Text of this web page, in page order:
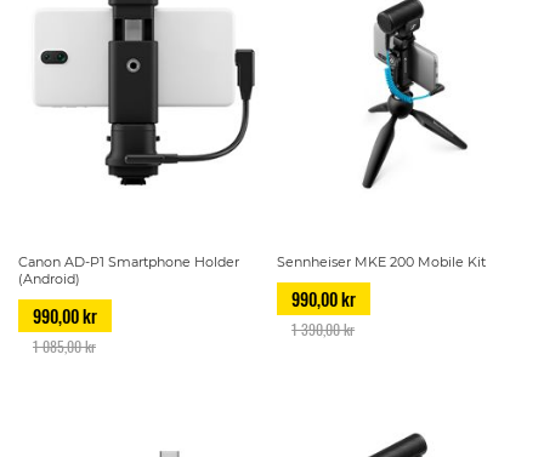
Canon AD-P1 Smartphone Holder
(Android)
990,00 kr
1 085,00 kr
Sennheiser MKE 200 Mobile Kit
990,00 kr
1 390,00 kr